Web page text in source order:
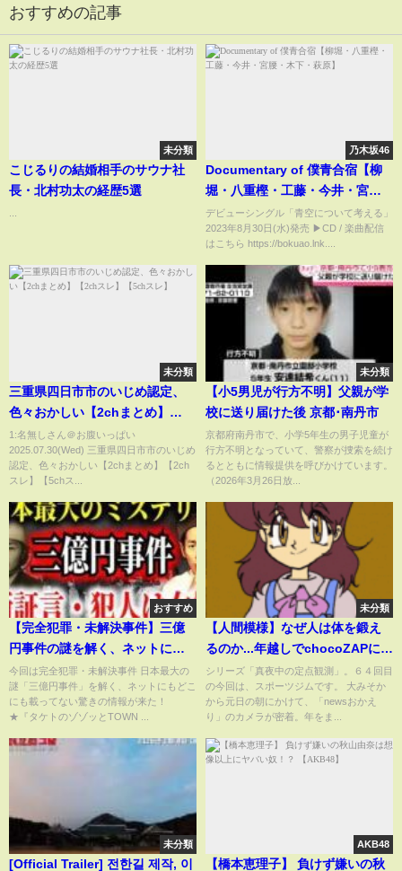
おすすめの記事
未分類
こじるりの結婚相手のサウナ社
長・北村功太の経歴5選
乃木坂46
Documentary of 僕青合宿【柳
堀・八重樫・工藤・今井・宮
腰・木下・萩原】
デビューシングル「青空について考える」
2023年8月30日(水)発売 ▶CD / 楽曲配信
はこちら https://bokuao.lnk....
未分類
三重県四日市市のいじめ認定、
色々おかしい【2chまとめ】
【2chスレ】【5chスレ】
1:名無しさん＠お腹いっぱい
2025.07.30(Wed) 三重県四日市市のいじめ
認定、色々おかしい【2chまとめ】【2ch
スレ】【5chス...
未分類
【小5男児が行方不明】父親が学
校に送り届けた後 京都･南丹市
京都府南丹市で、小学5年生の男子児童が
行方不明となっていて、警察が捜索を続け
るとともに情報提供を呼びかけています。
（2026年3月26日放...
おすすめ
【完全犯罪・未解決事件】三億
円事件の謎を解く、ネットにも
どこにも載ってない驚きの情報
が来た！【日本最大の謎】
今回は完全犯罪・未解決事件 日本最大の
謎「三億円事件」を解く、ネットにもどこ
にも載ってない驚きの情報が来た！
★『タケトのゾゾッとTOWN ...
未分類
【人間模様】なぜ人は体を鍛え
るのか...年越しでchocoZAPに来
る人々の事情 大阪･梅田【真夜
中の定点観測】
シリーズ「真夜中の定点観測」。６４回目
の今回は、スポーツジムです。 大みそか
から元日の朝にかけて、「newsおかえ
り」のカメラが密着。年をま...
未分類
[Official Trailer] 전한길 제작, 이
AKB48
【橋本恵理子】 負けず嫌いの秋